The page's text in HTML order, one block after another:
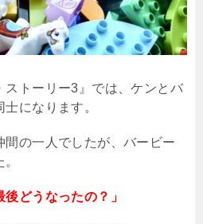
ストーリー3 』では、ケンとバ
になります。
の一人でしたが、バービー
後どうなったの？」